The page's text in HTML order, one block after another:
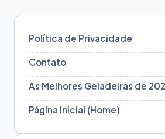
Política de Privacidade
Contato
As Melhores Geladeiras de
Página Inicial (Home)